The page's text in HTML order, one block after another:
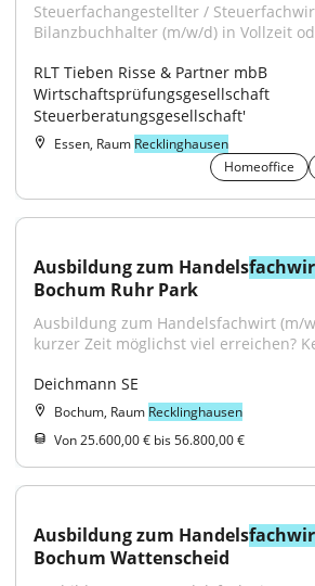
Steuerfachangestellter /
Bilanzbuchhalter (m/w/d) in Vollzeit
RLT Tieben Risse & Partner mbB
Wirtschaftsprüfungsgesellschaft
Steuerberatungsgesellschaft'
Essen, Raum Recklinghausen
Homeoffice
Ausbildung zum Handels
Bochum Ruhr Park
Ausbildung zum Handelsfachwirt (m/
kurzer Zeit möglichst viel erreichen?
Deichmann SE
Bochum, Raum Recklinghausen
Von 25.600,00 € bis 56.800,00 €
Ausbildung zum Handels
Bochum Wattenscheid